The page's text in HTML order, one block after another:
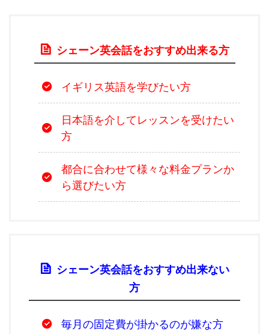
シェーン英会話をおすすめ出来る方
イギリス英語を学びたい方
日本語を介してレッスンを受けたい
方
都合に合わせて様々な料金プランか
ら選びたい方
シェーン英会話をおすすめ出来ない
方
毎月の固定費が掛かるのが嫌な方